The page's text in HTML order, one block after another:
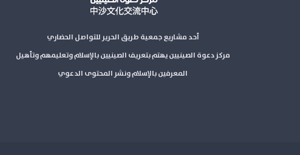
أحد مشاريع جمعية طريق الحرير للتواصل الحضاري
مركز دعوة الصينيين يهتم بتعريف الصينيين بالإسلام وتعليمهم وتأهيل
المعرفين بالإسلام ونشر المحتوى الدعوي